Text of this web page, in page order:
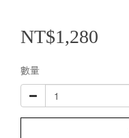
NT$1,280
數量